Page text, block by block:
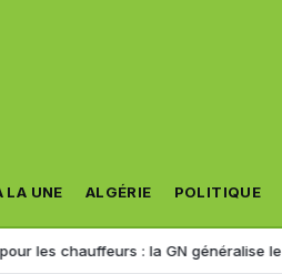
LA UNE ALGÉRIE POLITIQUE
: la GN généralise le